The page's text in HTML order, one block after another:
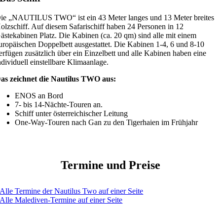
„NAUTILUS TWO“ ist ein 43 Meter langes und 13 Meter breites
Auf diesem Safarischiff haben 24 Personen in 12
Platz. Die Kabinen (ca. 20 qm) sind alle mit einem
Doppelbett ausgestattet. Die Kabinen 1-4, 6 und 8-10
zusätzlich über ein Einzelbett und alle Kabinen haben eine
einstellbare Klimaanlage.
zeichnet die Nautilus TWO aus:
ENOS an Bord
7- bis 14-Nächte-Touren an.
Schiff unter österreichischer Leitung
One-Way-Touren nach Gan zu den Tigerhaien im Frühjahr
Termine und Preise
Alle Termine der Nautilus Two auf einer Seite
Alle Malediven-Termine auf einer Seite